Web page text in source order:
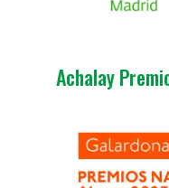
Achalay